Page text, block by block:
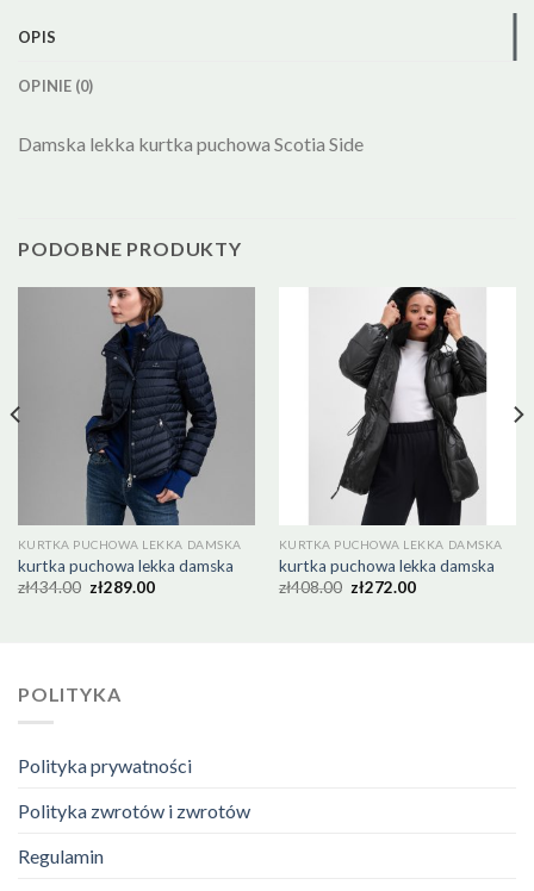
OPIS
OPINIE (0)
Damska lekka kurtka puchowa Scotia Side
PODOBNE PRODUKTY
KURTKA PUCHOWA LEKKA DAMSKA
kurtka puchowa lekka damska
zł434.00 zł289.00
KURTKA PUCHOWA LEKKA DAMSKA
kurtka puchowa lekka damska
zł408.00 zł272.00
POLITYKA
Polityka prywatności
Polityka zwrotów i zwrotów
Regulamin